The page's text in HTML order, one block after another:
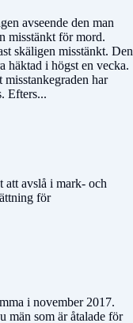
avseende den man
misstänkt för mord.
skäligen misstänkt. Den
häktad i högst en vecka.
har
Efters...
att avslå i mark- och
för
i november 2017.
män som är åtalade för